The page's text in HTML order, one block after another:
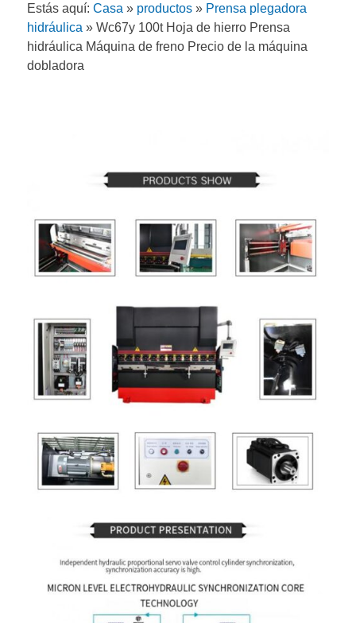
Estás aquí: Casa » productos » Prensa plegadora
hidráulica » Wc67y 100t Hoja de hierro Prensa
hidráulica Máquina de freno Precio de la máquina
dobladora